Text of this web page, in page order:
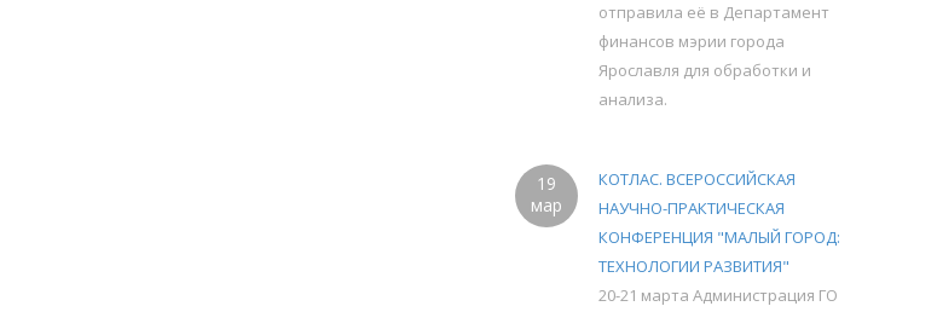
отправила её в Департамент
финансов мэрии города
Ярославля для обработки и
анализа.
19
мар
КОТЛАС. ВСЕРОССИЙСКАЯ
НАУЧНО-ПРАКТИЧЕСКАЯ
КОНФЕРЕНЦИЯ "МАЛЫЙ ГОРОД:
ТЕХНОЛОГИИ РАЗВИТИЯ"
20-21 марта Администрация ГО